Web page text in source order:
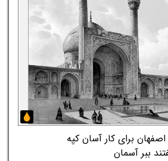
برای کار آسان کپه
ببر آسمان